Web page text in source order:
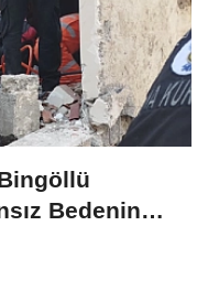
Bedenine